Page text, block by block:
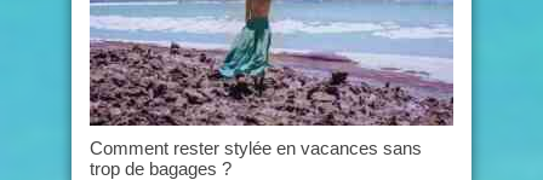
Comment rester stylée en vacances sans
trop de bagages ?